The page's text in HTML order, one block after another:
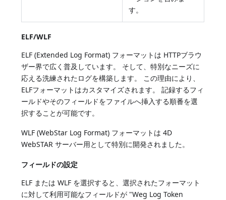
す。
ELF/WLF
ELF (Extended Log Format) フォーマットは HTTPブラウ
ザー界で広く普及しています。 そして、特別なニーズに
応える洗練されたログを構築します。 この理由により、
ELFフォーマットはカスタマイズされます。 記録するフィ
ールドやそのフィールドをファイルへ挿入する順番を選
択することが可能です。
WLF (WebStar Log Format) フォーマットは 4D
WebSTAR サーバー用として特別に開発されました。
フィールドの設定
ELF または WLF を選択すると、選択されたフォーマット
に対して利用可能なフィールドが "Weg Log Token